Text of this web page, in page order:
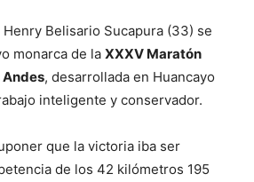
Belisario Sucapura (33) se
monarca de la XXXV Maratón
Andes, desarrollada en Huancayo
inteligente y conservador.
que la victoria iba ser
de los 42 kilómetros 195